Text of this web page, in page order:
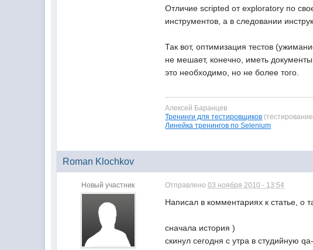
Отличие scripted от exploratory по
инструментов, а в следовании
Так вот, оптимизация тестов
не мешает, конечно, иметь
это необходимо, но не более того.
Алексей Баранцев
Тренинги для тестировщиков
Линейка тренингов по Selenium
Roman Klochkov
Новый участник Отправлено03 ноября 2010 - 13:54
Написал в комментариях к статье, о
сначала история )
скинул сегодня с утра в студийную